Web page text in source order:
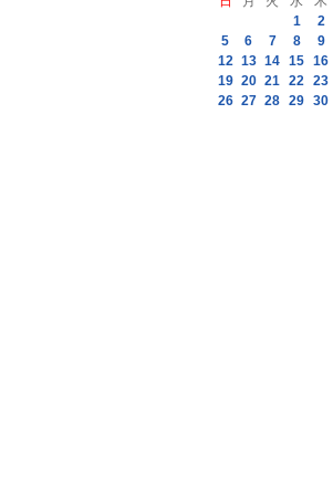
1
2
5
6 7 8 9
12 13 14 15 16
19 20 21 22 23
26 27 28 29 30